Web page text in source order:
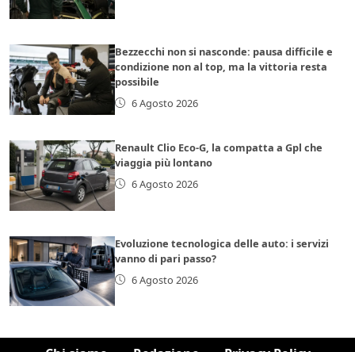
Bezzecchi non si nasconde: pausa difficile e
condizione non al top, ma la vittoria resta
possibile
6 Agosto 2026
Renault Clio Eco-G, la compatta a Gpl che
viaggia più lontano
6 Agosto 2026
Evoluzione tecnologica delle auto: i servizi
vanno di pari passo?
6 Agosto 2026